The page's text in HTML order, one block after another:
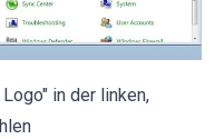
in der linken,